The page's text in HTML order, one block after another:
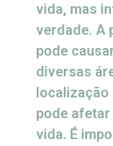
vida, mas
verdade. A
pode
diversas
localização
pode
vida. É